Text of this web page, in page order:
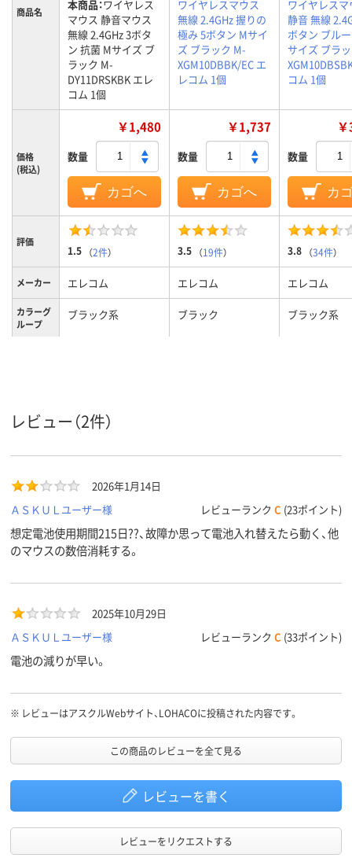
商品名 本商品：ワイヤレス
マウス 静音マウス
無線 2.4GHz 3ボタ
ン 抗菌 Mサイズ ブ
ラック M-
DY11DRSKBK エレ
コム 1個
ワイヤレスマウス
無線 2.4GHz 握りの
極み 5ボタン Mサイ
ズ ブラック M-
XGM10DBBK/EC エ
レコム 1個
ワイヤレスマ
静音 無線
ボタン ブル
サイズ ブラ
コム 1個
価格
(税込)
￥1,480
数量
カゴへ
￥1,737
数量
カゴへ
数量
カ
評価
1.5 （2件） 3.5 （19件） 3.8 （34件）
メーカー エレコム エレコム エレコム
カラーグ
ループ
ブラック系 ブラック ブラック系
3個 ※ホイールボ
6カ月
レビュー（2件）
2026年1月14日
ＡＳＫＵＬユーザー様
レビューランク C (23ポイント)
想定電池使用期間215日??、故障か思って電池入れ替えたら動く、他
のマウスの数倍消耗する。
2025年10月29日
ＡＳＫＵＬユーザー様
レビューランク C (33ポイント)
電池の減りが早い。
※ レビューはアスクルWebサイト、LOHACOに投稿された内容です。
この商品のレビューを全て見る
レビューを書く
レビューをリクエストする